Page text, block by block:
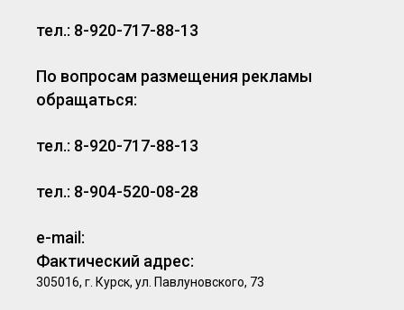
тел.: 8-920-717-88-13
По вопросам размещения рекламы
обращаться:
тел.: 8-920-717-88-13
тел.: 8-904-520-08-28
e-mail:
Фактический адрес:
305016, г. Курск, ул. Павлуновского, 73